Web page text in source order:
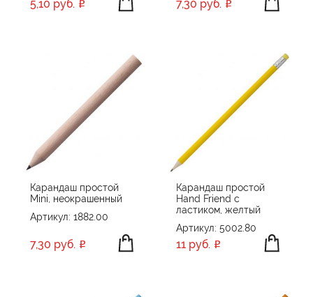
5,10 руб. 7,30 руб.
Карандаш простой
Mini, неокрашенный
Артикул: 1882.00
7,30 руб.
Карандаш простой
Hand Friend с
ластиком, желтый
Артикул: 5002.80
11 руб.